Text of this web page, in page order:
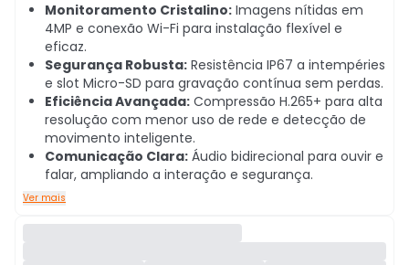
Monitoramento Cristalino: Imagens nítidas em
4MP e conexão Wi-Fi para instalação flexível e
eficaz.
Segurança Robusta: Resistência IP67 a intempéries
e slot Micro-SD para gravação contínua sem perdas.
Eficiência Avançada: Compressão H.265+ para alta
resolução com menor uso de rede e detecção de
movimento inteligente.
Comunicação Clara: Áudio bidirecional para ouvir e
falar, ampliando a interação e segurança.
Ver mais